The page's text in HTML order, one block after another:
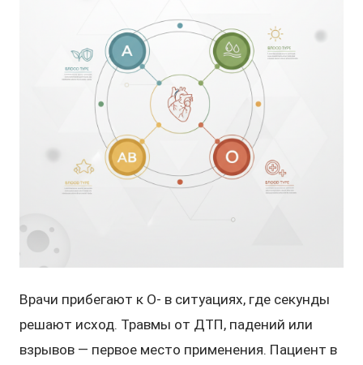
Врачи прибегают к O- в ситуациях, где секунды
решают исход. Травмы от ДТП, падений или
взрывов — первое место применения. Пациент в